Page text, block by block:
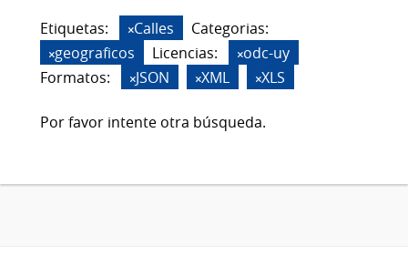
Etiquetas: Calles
Categorias:
geograficos
Licencias:
odc-uy
Formatos:
JSON XML XLS
Por favor intente otra búsqueda.